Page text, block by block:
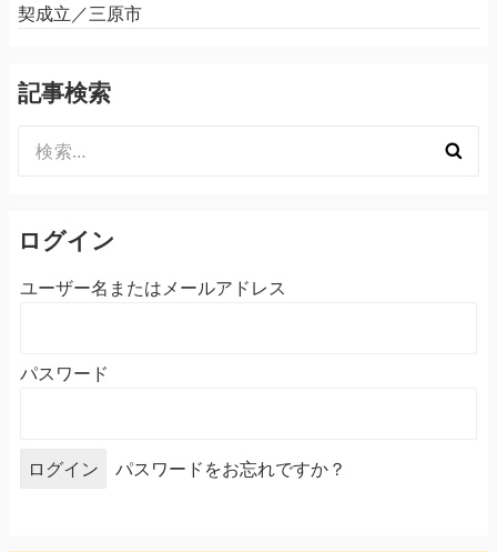
契成立／三原市
記事検索
索:
ログイン
ユーザー名またはメールアドレス
パスワード
パスワードをお忘れですか？